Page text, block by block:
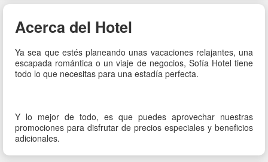
Acerca del Hotel
Ya sea que estés planeando unas vacaciones relajantes, una
escapada romántica o un viaje de negocios, Sofía Hotel tiene
todo lo que necesitas para una estadía perfecta.
Y lo mejor de todo, es que puedes aprovechar nuestras
promociones para disfrutar de precios especiales y beneficios
adicionales.